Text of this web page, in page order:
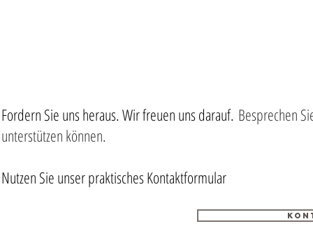
Fordern Sie uns heraus. Wir freuen uns darauf. Besprechen
unterstützen können.
Nutzen Sie unser praktisches Kontaktformular